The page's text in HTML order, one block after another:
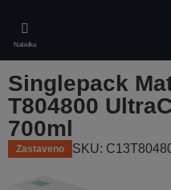
main
content
Nabídka
Singlepack
T804800
700ml
Zastaveno SKU: